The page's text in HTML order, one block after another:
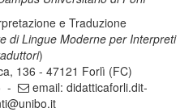
e Traduzione
di Lingue Moderne per Interpreti
)
136 - 47121 Forlì (FC)
-
email: didatticaforli.dit-